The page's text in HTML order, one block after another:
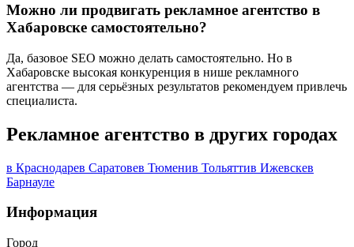
Можно ли продвигать рекламное агентство в
Хабаровске самостоятельно?
Да, базовое SEO можно делать самостоятельно. Но в
Хабаровске высокая конкуренция в нише рекламного
агентства — для серьёзных результатов рекомендуем привлечь
специалиста.
Рекламное агентство в других городах
в Краснодарев Саратовев Тюменив Тольяттив Ижевскев
Барнауле
Информация
Город